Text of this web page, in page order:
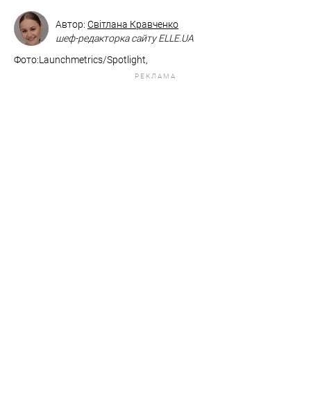
Автор: Світлана Кравченко
шеф-редакторка сайту ELLE.UA
Фото:Launchmetrics/Spotlight,
РЕКЛАМА